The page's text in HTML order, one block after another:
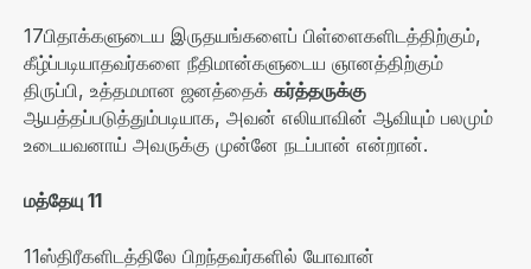
17பிதாக்களுடைய இருதயங்களைப் பிள்ளைகளிடத்திற்கும்,
கீழ்ப்படியாதவர்களை நீதிமான்களுடைய ஞானத்திற்கும்
திருப்பி, உத்தமமான ஜனத்தைக் கர்த்தருக்கு
ஆயத்தப்படுத்தும்படியாக, அவன் எலியாவின் ஆவியும் பலமும்
உடையவனாய் அவருக்கு முன்னே நடப்பான் என்றான்.
மத்தேயு 11
11ஸ்திரீகளிடத்திலே பிறந்தவர்களில் யோவான்